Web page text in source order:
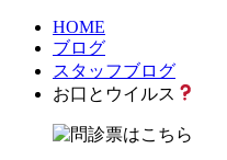
HOME
ブログ
スタッフブログ
お口とウイルス